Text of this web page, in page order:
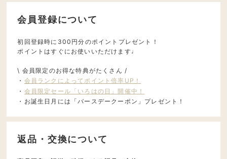
会員登録について
初回登録時に300円分のポイントプレゼント！
ポイントはすぐにお使いいただけます♩
\ 会員限定のお得な特典がたくさん /
・ 会員ランクによってポイント倍率UP！
・ 会員限定セール「いろはの日」開催中！
・お誕生日月には「バースデークーポン」プレゼント！
返品・交換について